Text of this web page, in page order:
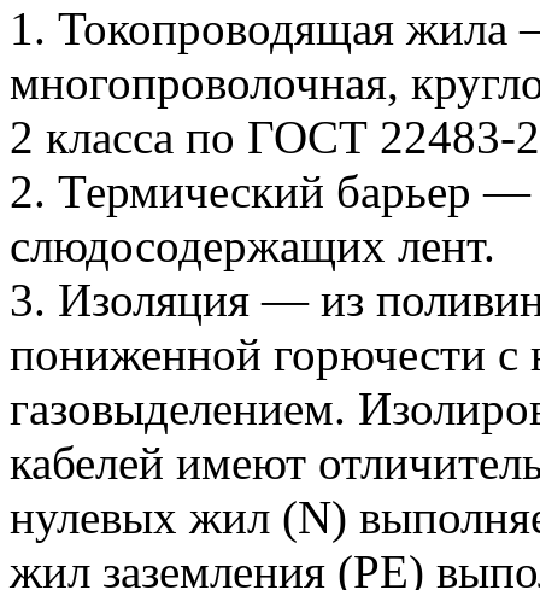
1. Токопроводящая жила
многопроволочная,
2 класса по ГОСТ 22483-
2. Термический барьер
слюдосодержащих лент.
3. Изоляция — из
пониженной горючести
газовыделением.
кабелей имеют
нулевых жил (N)
жил заземления (PE)